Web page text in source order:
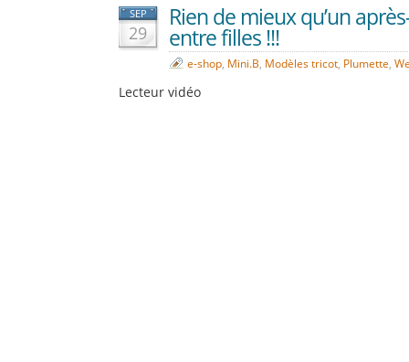
SEP
29
Rien de mieux qu’un
entre filles !!!
e-shop, Mini.B, Modèles tricot, Plumette,
Lecteur vidéo